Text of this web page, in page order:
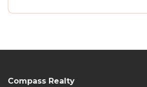
Compass Realty